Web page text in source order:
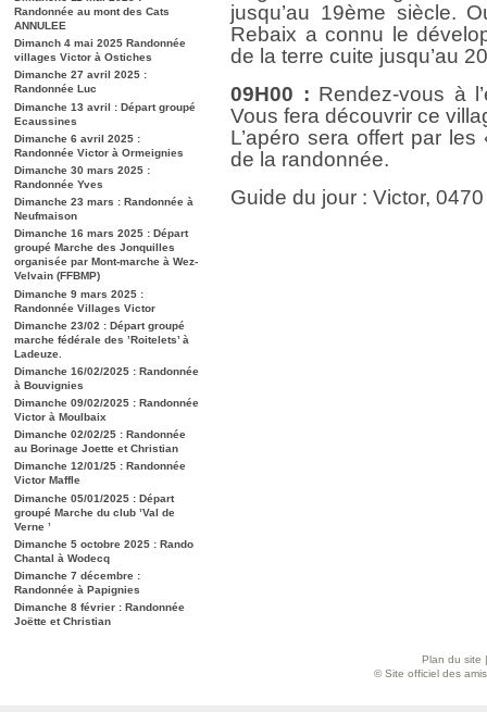
Randonnée au mont des Cats
ANNULEE
Dimanch 4 mai 2025 Randonnée
villages Victor à Ostiches
Dimanche 27 avril 2025 :
Randonnée Luc
Dimanche 13 avril : Départ groupé
Ecaussines
Dimanche 6 avril 2025 :
Randonnée Victor à Ormeignies
Dimanche 30 mars 2025 :
Randonnée Yves
Dimanche 23 mars : Randonnée à
Neufmaison
Dimanche 16 mars 2025 : Départ
groupé Marche des Jonquilles
organisée par Mont-marche à Wez-
Velvain (FFBMP)
Dimanche 9 mars 2025 :
Randonnée Villages Victor
Dimanche 23/02 : Départ groupé
marche fédérale des ’Roitelets’ à
Ladeuze.
Dimanche 16/02/2025 : Randonnée
à Bouvignies
Dimanche 09/02/2025 : Randonnée
Victor à Moulbaix
Dimanche 02/02/25 : Randonnée
au Borinage Joette et Christian
Dimanche 12/01/25 : Randonnée
Victor Maffle
Dimanche 05/01/2025 : Départ
groupé Marche du club ’Val de
Verne ’
Dimanche 5 octobre 2025 : Rando
Chantal à Wodecq
Dimanche 7 décembre :
Randonnée à Papignies
Dimanche 8 février : Randonnée
Joëtte et Christian
jusqu’au 19ème siècle.
Rebaix a connu le
de la terre cuite jusqu’au
09H00 : Rendez-vous à
Vous fera découvrir ce
L’apéro sera offert par
de la randonnée.
Guide du jour : Victor,
Plan du site
© Site officiel des